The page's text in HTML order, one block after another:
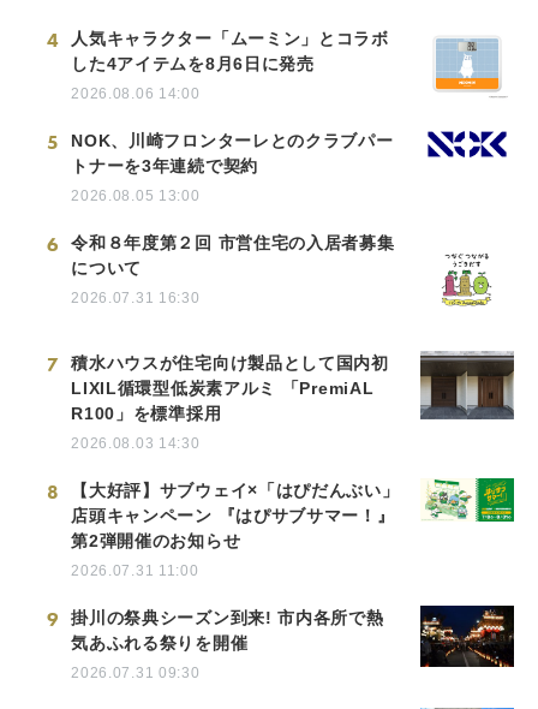
4
人気キャラクター「ムーミン」とコラボ
した4アイテムを8月6日に発売
2026.08.06 14:00
5
NOK、川崎フロンターレとのクラブパー
トナーを3年連続で契約
2026.08.05 13:00
6
令和８年度第２回 市営住宅の入居者募集
について
2026.07.31 16:30
7
積水ハウスが住宅向け製品として国内初
LIXIL循環型低炭素アルミ 「PremiAL
R100」を標準採用
2026.08.03 14:30
8
【大好評】サブウェイ×「はぴだんぶい」
店頭キャンペーン 『はぴサブサマー！』
第2弾開催のお知らせ
2026.07.31 11:00
9
掛川の祭典シーズン到来! 市内各所で熱
気あふれる祭りを開催
2026.07.31 09:30